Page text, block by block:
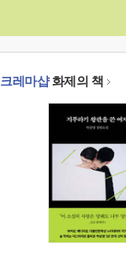
크레마샵화제의 책